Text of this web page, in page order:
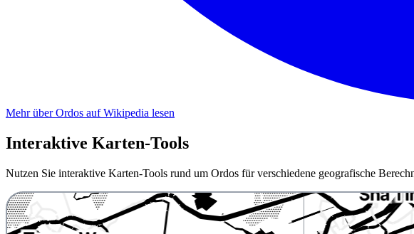
Mehr über Ordos auf Wikipedia lesen
Interaktive Karten-Tools
Nutzen Sie interaktive Karten-Tools rund um Ordos für verschiedene geografische